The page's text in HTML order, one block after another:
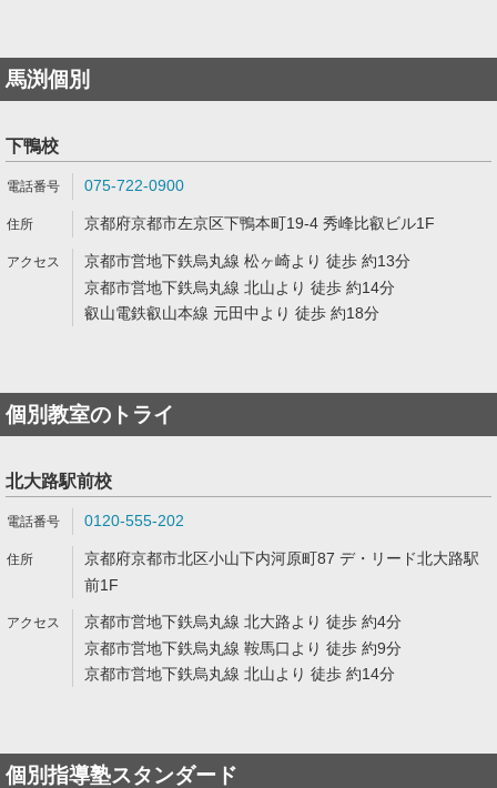
馬渕個別
下鴨校
075-722-0900
京都府京都市左京区下鴨本町19-4 秀峰比叡ビル1F
京都市営地下鉄烏丸線 松ヶ崎より 徒歩 約13分
京都市営地下鉄烏丸線 北山より 徒歩 約14分
叡山電鉄叡山本線 元田中より 徒歩 約18分
個別教室のトライ
北大路駅前校
0120-555-202
京都府京都市北区小山下内河原町87 デ・リード北大路駅
前1F
京都市営地下鉄烏丸線 北大路より 徒歩 約4分
京都市営地下鉄烏丸線 鞍馬口より 徒歩 約9分
京都市営地下鉄烏丸線 北山より 徒歩 約14分
個別指導塾スタンダード